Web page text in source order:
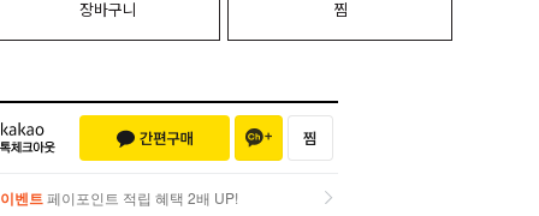
장바구니 찜
이벤트 페이포인트 적립 혜택 2배 UP!